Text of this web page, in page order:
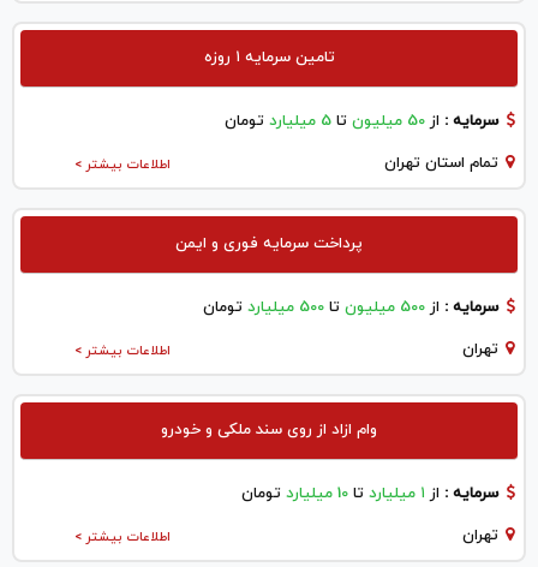
تامین سرمایه ۱ روزه
سرمایه : از 50 میلیون تا 5 میلیارد تومان
اطلاعات بیشتر > تمام استان تهران
پرداخت سرمایه فوری و ایمن
سرمایه : از 500 میلیون تا 500 میلیارد تومان
اطلاعات بیشتر > تهران
وام ازاد از روی سند ملکی و خودرو
سرمایه : از ۱ میلیارد تا 10 میلیارد تومان
اطلاعات بیشتر > تهران